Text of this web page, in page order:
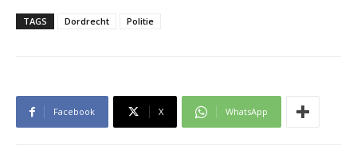
TAGS Dordrecht Politie
Facebook X WhatsApp